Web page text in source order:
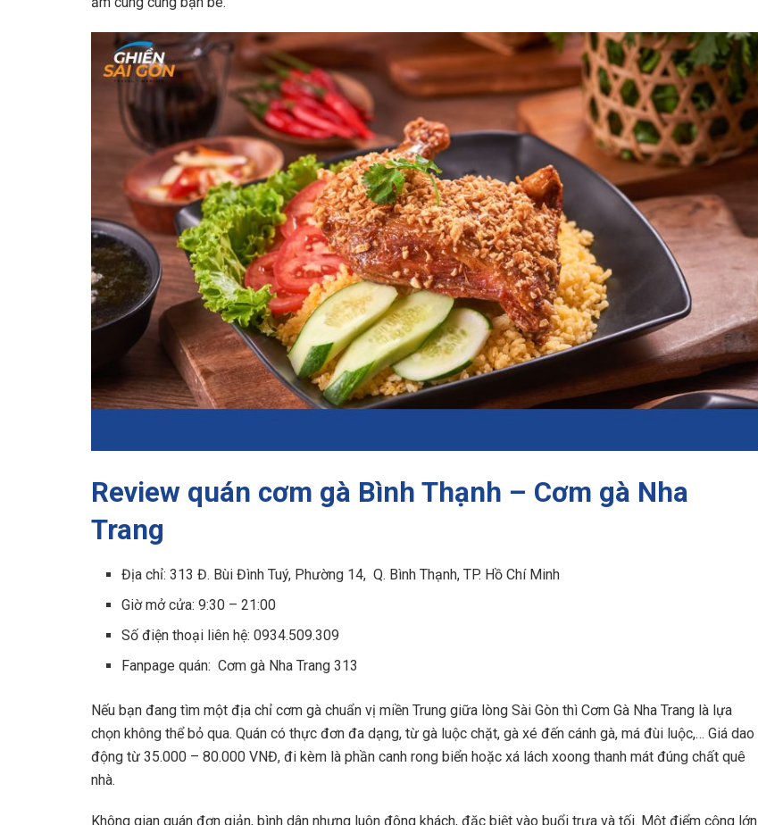
Review quán cơm gà Bình Thạnh – Cơm gà Nha
Trang
Địa chỉ: 313 Đ. Bùi Đình Tuý, Phường 14, Q. Bình Thạnh, TP. Hồ Chí Minh
Giờ mở cửa: 9:30 – 21:00
Số điện thoại liên hệ: 0934.509.309
Fanpage quán: Cơm gà Nha Trang 313
Nếu bạn đang tìm một địa chỉ cơm gà chuẩn vị miền Trung giữa lòng Sài Gòn thì Cơm Gà Nha Trang là lựa
chọn không thể bỏ qua. Quán có thực đơn đa dạng, từ gà luộc chặt, gà xé đến cánh gà, má đùi luộc,… Giá dao
động từ 35.000 – 80.000 VNĐ, đi kèm là phần canh rong biển hoặc xá lách xoong thanh mát đúng chất quê
nhà.
Không gian quán đơn giản, bình dân nhưng luôn đông khách, đặc biệt vào buổi trưa và tối. Một điểm cộng lớn